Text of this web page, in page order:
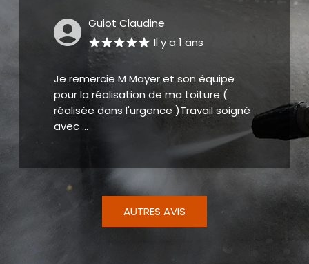
DEREGNAUCOURT
Il y a 2 ans
Artisan réactif, professionnel A
recommander Nous vous remercions
encore pour votre intervention
AUTRES AVIS